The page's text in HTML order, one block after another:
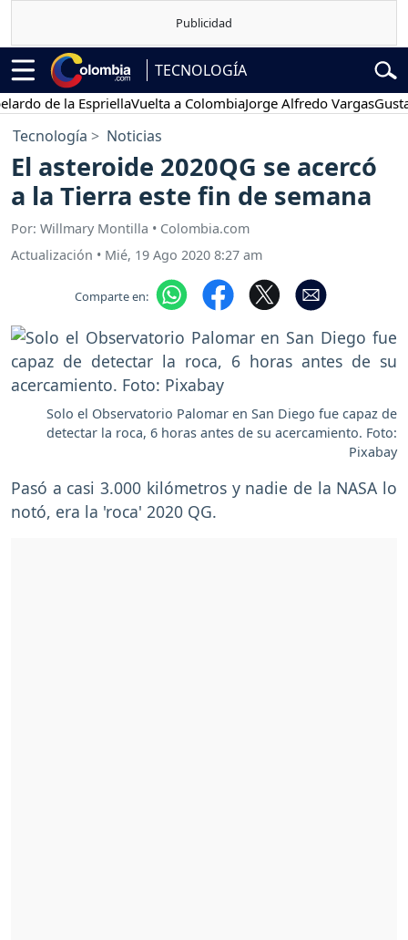
TECNOLOGÍA
de la EspriellaVuelta a ColombiaJorge Alfredo VargasGustavo
Tecnología Noticias
El asteroide 2020QG se acercó
a la Tierra este fin de semana
Por: Willmary Montilla • Colombia.com
Actualización • Mié, 19 Ago 2020 8:27 am
Comparte en:
Solo el Observatorio Palomar en San Diego fue capaz de
detectar la roca, 6 horas antes de su acercamiento. Foto:
Pixabay
Pasó a casi 3.000 kilómetros y nadie de la NASA lo
notó, era la 'roca' 2020 QG.